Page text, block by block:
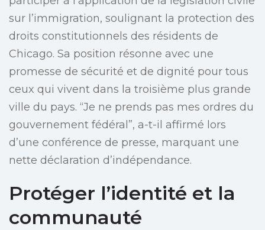
sur l’immigration, soulignant la protection des
droits constitutionnels des résidents de
Chicago. Sa position résonne avec une
promesse de sécurité et de dignité pour tous
ceux qui vivent dans la troisième plus grande
ville du pays. “Je ne prends pas mes ordres du
gouvernement fédéral”, a-t-il affirmé lors
d’une conférence de presse, marquant une
nette déclaration d’indépendance.
Protéger l’identité et la
communauté